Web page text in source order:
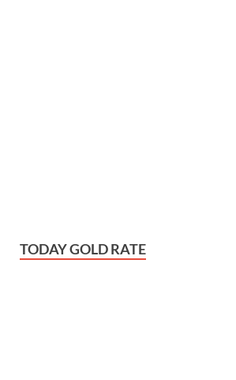
TODAY GOLD RATE